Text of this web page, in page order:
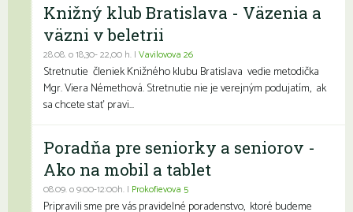
Knižný klub Bratislava - Väzenia a
väzni v beletrii
28.08. o 18,30- 22,00 h. | Vavilovova 26
Stretnutie členiek Knižného klubu Bratislava vedie metodička
Mgr. Viera Némethová. Stretnutie nie je verejným podujatím, ak
sa chcete stať pravi...
Poradňa pre seniorky a seniorov -
Ako na mobil a tablet
08.09. o 9:00-12:00h. | Prokofievova 5
Pripravili sme pre vás pravidelné poradenstvo, ktoré budeme